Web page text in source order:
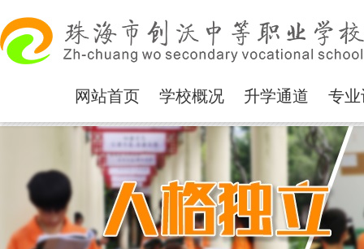
网站首页 学校概况 升学通道 专